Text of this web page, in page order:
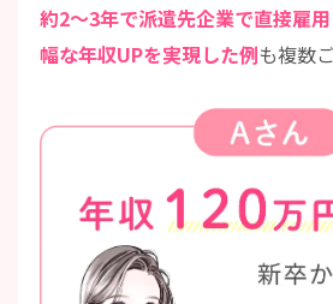
約2～3年で派遣先企業で直接雇
幅な年収UPを実現した例も複数